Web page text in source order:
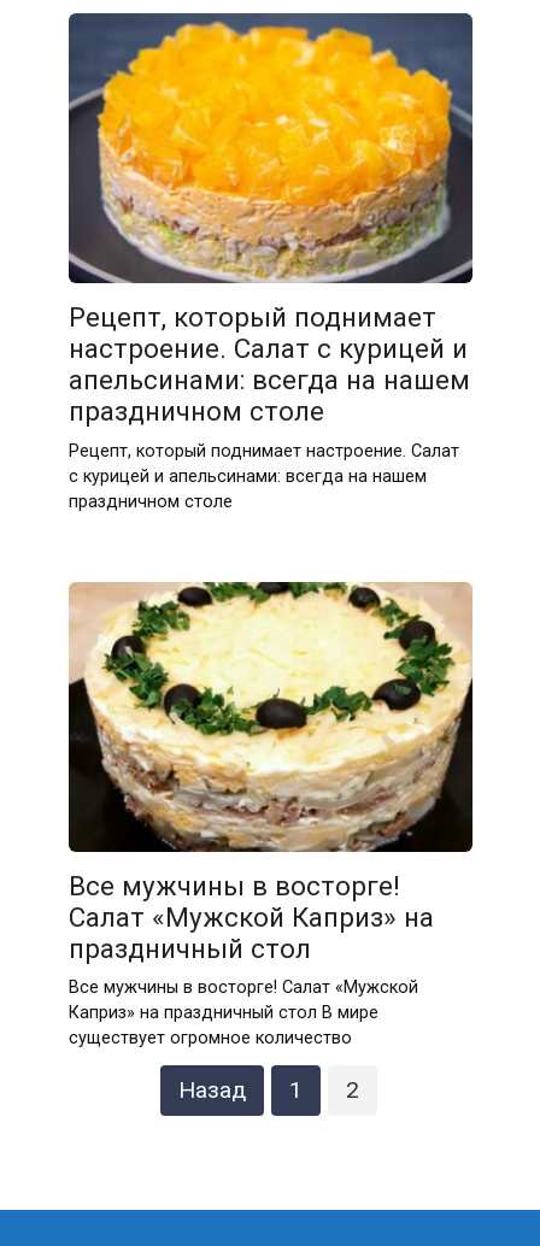
Рецепт, который поднимает
настроение. Салат с курицей и
апельсинами: всегда на нашем
праздничном столе
Рецепт, который поднимает настроение. Салат
с курицей и апельсинами: всегда на нашем
праздничном столе
Все мужчины в восторге!
Салат «Мужской Каприз» на
праздничный стол
Все мужчины в восторге! Салат «Мужской
Каприз» на праздничный стол В мире
существует огромное количество
Назад 1 2